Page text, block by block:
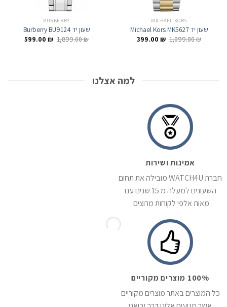
MICHAEL KORS
שעון יד Michael Kors MK5627
1,099.00₪ המחיר399.00 ₪ המחיר
BURBERRY
שעון יד Burberry BU9124
1,899.00₪ המחיר599.00 ₪
למה אצלנו
אמינות ושירות
חברת WATCH4U מובילה את תחום
השעונים למעלה מ 15 שנים עם
מאות אלפי לקוחות מרוצים
100% מוצרים מקוריים
כל המוצרים באתר מוצרים מקוריים